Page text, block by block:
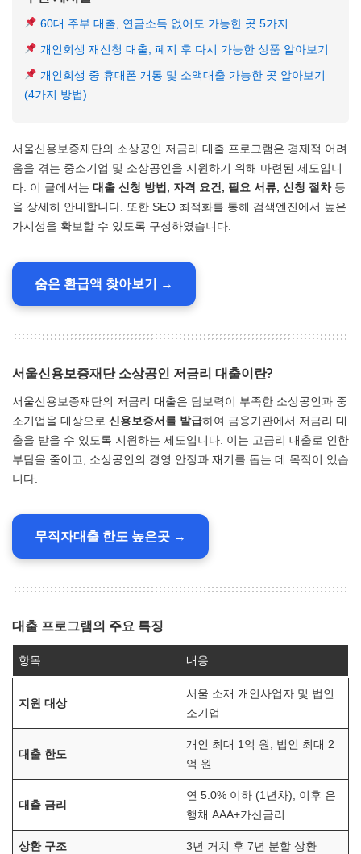
60대 주부 대출, 연금소득 없어도 가능한 곳 5가지
개인회생 재신청 대출, 폐지 후 다시 가능한 상품 알아보기
개인회생 중 휴대폰 개통 및 소액대출 가능한 곳 알아보기
(4가지 방법)
서울신용보증재단의 소상공인 저금리 대출 프로그램은 경제적 어려
움을 겪는 중소기업 및 소상공인을 지원하기 위해 마련된 제도입니
다. 이 글에서는 대출 신청 방법, 자격 요건, 필요 서류, 신청 절차등
을 상세히 안내합니다. 또한 SEO 최적화를 통해 검색엔진에서 높은
가시성을 확보할 수 있도록 구성하였습니다.
숨은 환급액 찾아보기 →
서울신용보증재단 소상공인 저금리 대출이란?
서울신용보증재단의 저금리 대출은 담보력이 부족한 소상공인과 중
소기업을 대상으로 신용보증서를 발급하여 금융기관에서 저금리 대
출을 받을 수 있도록 지원하는 제도입니다. 이는 고금리 대출로 인한
부담을 줄이고, 소상공인의 경영 안정과 재기를 돕는 데 목적이 있습
니다.
무직자대출 한도 높은곳 →
대출 프로그램의 주요 특징
항목 내용
지원 대상
서울 소재 개인사업자 및 법인
소기업
대출 한도
개인 최대 1억 원, 법인 최대 2
억 원
대출 금리
연 5.0% 이하 (1년차), 이후 은
행채 AAA+가산금리
상환 구조 3년 거치 후 7년 분할 상환